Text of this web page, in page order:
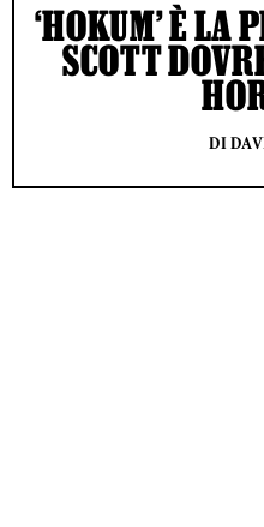
‘HOKUM’ È LA
SCOTT
DI